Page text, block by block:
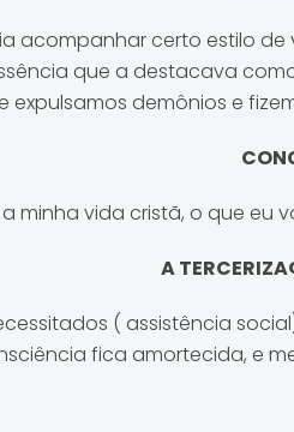
acompanhar certo estilo
que a destacava
demônios e
minha vida cristã, o que eu
A
( assistência
fica amortecida, e